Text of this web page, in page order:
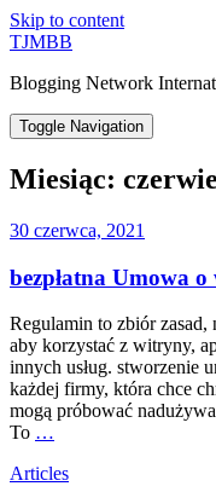
Skip to content
TJMBB
Blogging Network
Toggle Navigation
Miesiąc:
30 czerwca, 2021
bezpłatna Umowa
Regulamin to zbiór
aby korzystać z witryny,
innych usług. stworzenie
każdej firmy, która chce
mogą próbować
To …
Articles